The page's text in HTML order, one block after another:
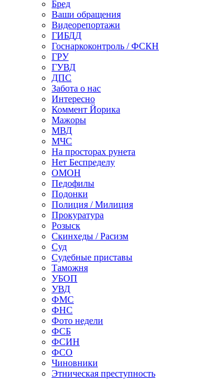
Бред
Ваши обращения
Видеорепортажи
ГИБДД
Госнаркоконтроль / ФСКН
ГРУ
ГУВД
ДПС
Забота о нас
Интересно
Коммент Йорика
Мажоры
МВД
МЧС
На просторах рунета
Нет Беспределу
ОМОН
Педофилы
Подонки
Полиция / Милиция
Прокуратура
Розыск
Скинхеды / Расизм
Суд
Судебные приставы
Таможня
УБОП
УВД
ФМС
ФНС
Фото недели
ФСБ
ФСИН
ФСО
Чиновники
Этническая преступность